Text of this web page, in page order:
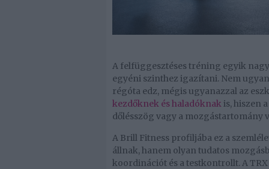
A felfüggesztéses tréning egyik
egyéni szinthez igazítani. Nem
régóta edz, mégis ugyanazzal az
kezdőknek és haladóknakis, hiszen
dőlésszög vagy a mozgástartomány
A Brill Fitness profiljába ez a
állnak, hanem olyan tudatos
koordinációt és a testkontrollt. A